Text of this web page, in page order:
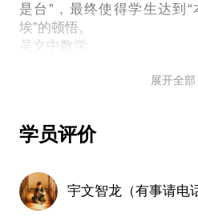
竟一小时的谈话只能解决一
提前发给我，方便我做更精
是台”，最终使得学生达到
埃”的顿悟。
吴文中数学
计数原理与排列、组合的基本
AP微积分辅导手册(AB&BC)
需知识点，做到指导性，清
中英文结合，全面对接国内
《
展开全部
学员评价
宇文智龙（有事请电